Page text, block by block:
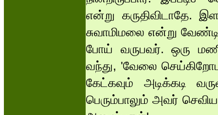
என்று கருதிவிடாதே.
சுவாமிமலை என்று
போய் வருபவர். ஒரு
வந்து, 'வேலை
கேட்கவும் அடிக்கடி
பெரும்பாலும் அவர்